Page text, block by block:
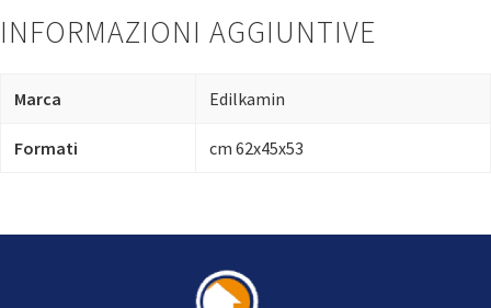
INFORMAZIONI AGGIUNTIVE
Marca Edilkamin
Formati cm 62x45x53